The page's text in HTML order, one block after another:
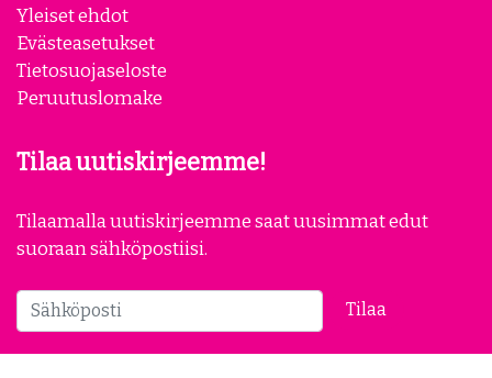
Yleiset ehdot
Evästeasetukset
Tietosuojaseloste
Peruutuslomake
Tilaa uutiskirjeemme!
Tilaamalla uutiskirjeemme saat uusimmat edut
suoraan sähköpostiisi.
Tilaa